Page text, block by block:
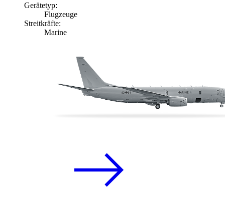
Gerätetyp:
Flugzeuge
Streitkräfte:
Marine